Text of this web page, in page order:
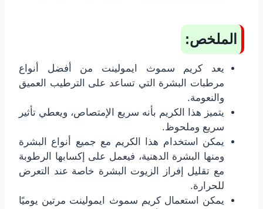
الملخص:
يعد كريم سموث ايمولينت من أفضل أنواع
مرطبات البشرة التي تساعد على الترطيب العميق
والنعومة.
يتميز هذا الكريم بأنه سريع الإمتصاص، ويعطي تأثير
سريع وملحوظ.
يمكن استخدام هذا الكريم مع جميع أنواع البشرة
ومنها البشرة الدهنية، فيعمل على إكسابها الرطوبة
مع تقليل إفراز الزيوت البشرة خاصة عند التعرض
للحرارة.
يمكن استعمال كريم سموث ايمولينت مرتين يوميًا